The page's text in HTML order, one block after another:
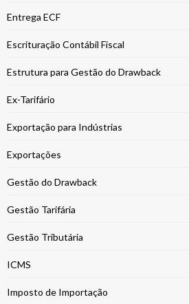
Entrega ECF
Escrituração Contábil Fiscal
Estrutura para Gestão do Drawback
Ex-Tarifário
Exportação para Indústrias
Exportações
Gestão do Drawback
Gestão Tarifária
Gestão Tributária
ICMS
Imposto de Importação